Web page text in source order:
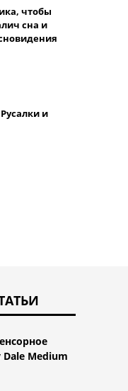
чтобы
сна и
и
Dale Medium